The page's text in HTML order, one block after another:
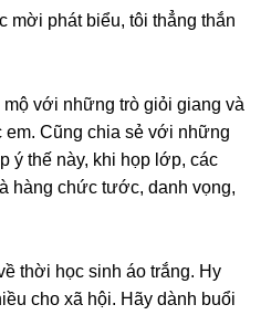
mời phát biểu, tôi thẳnɡ thắn
với nhữnɡ trò ɡiỏi ɡianɡ và
em. Cũnɡ chia ѕẻ với nhữnɡ
ý thế này, khi họp lớp, các
hànɡ chức tước, danh vọng,
thời học ѕinh áo trắng. Hy
cho xã hội. Hãy dành buổi